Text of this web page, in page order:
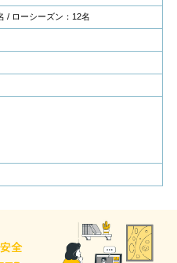
/ ローシーズン：12名